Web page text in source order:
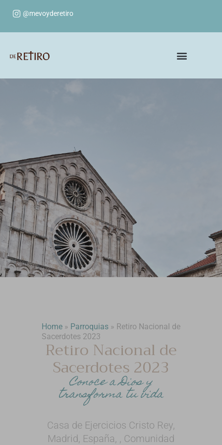
@mevoyderetiro
Home » Parroquias » Retiro Nacional de
Sacerdotes 2023
Retiro Nacional de
Sacerdotes 2023
Conoce a Dios y
transforma tu vida
Casa de Ejercicios Cristo Rey,
Madrid, España, , Comunidad